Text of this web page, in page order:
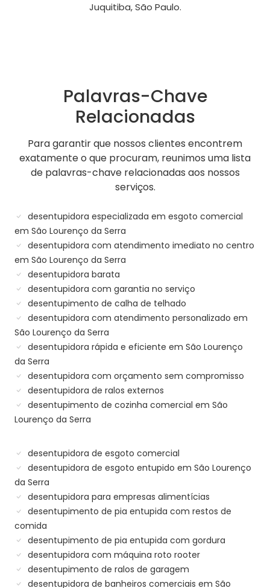
Juquitiba, São Paulo.
Palavras-Chave
Relacionadas
Para garantir que nossos clientes encontrem
exatamente o que procuram, reunimos uma lista
de palavras-chave relacionadas aos nossos
serviços.
desentupidora especializada em esgoto comercial
em São Lourenço da Serra
desentupidora com atendimento imediato no centro
em São Lourenço da Serra
desentupidora barata
desentupidora com garantia no serviço
desentupimento de calha de telhado
desentupidora com atendimento personalizado em
São Lourenço da Serra
desentupidora rápida e eficiente em São Lourenço
da Serra
desentupidora com orçamento sem compromisso
desentupidora de ralos externos
desentupimento de cozinha comercial em São
Lourenço da Serra
desentupidora de esgoto comercial
desentupidora de esgoto entupido em São Lourenço
da Serra
desentupidora para empresas alimentícias
desentupimento de pia entupida com restos de
comida
desentupimento de pia entupida com gordura
desentupidora com máquina roto rooter
desentupimento de ralos de garagem
desentupidora de banheiros comerciais em São